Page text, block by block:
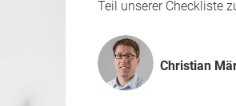
Teil unserer Checkliste
Christian